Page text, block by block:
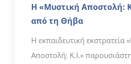
Η «Μυστική Αποστολή:
από τη Θήβα
Η εκπαιδευτική εκστρατεία
Αποστολή: Κ.Ι.»